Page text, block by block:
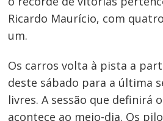
Ricardo Maurício, com
um.
Os carros volta à pista a
deste sábado para a última
livres. A sessão que definirá
acontece ao meio-dia. Os